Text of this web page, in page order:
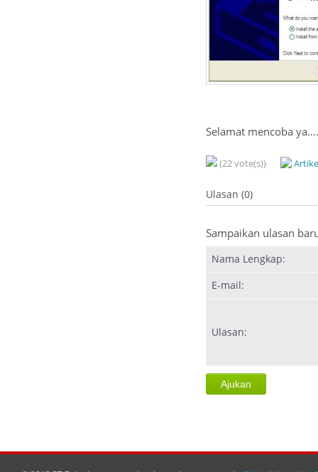
Selamat mencoba
(22 vote(s))
Ulasan (0)
Sampaikan ulasan
Nama Lengkap:
E-mail:
Ulasan: